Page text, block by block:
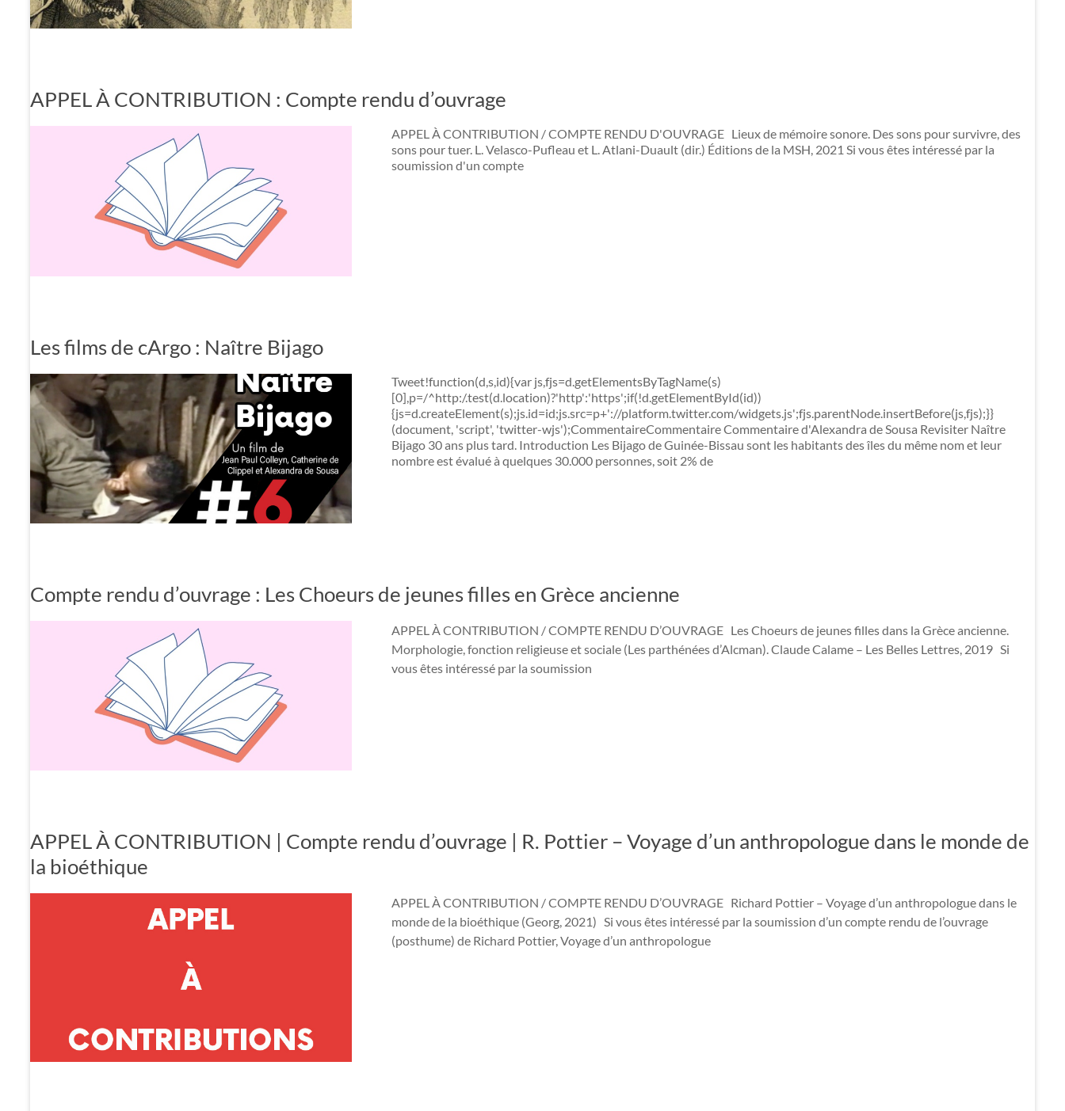
APPEL À CONTRIBUTION : Compte rendu d’ouvrage
APPEL À CONTRIBUTION / COMPTE RENDU D'OUVRAGE Lieux de mémoire sonore. Des sons pour survivre, des
sons pour tuer. L. Velasco-Pufleau et L. Atlani-Duault (dir.) Éditions de la MSH, 2021 Si vous êtes intéressé par la
soumission d'un compte
Les films de cArgo : Naître Bijago
Tweet!function(d,s,id){var js,fjs=d.getElementsByTagName(s)
[0],p=/^http:/.test(d.location)?'http':'https';if(!d.getElementById(id))
{js=d.createElement(s);js.id=id;js.src=p+'://platform.twitter.com/widgets.js';fjs.parentNode.insertBefore(js,fjs);}}
(document, 'script', 'twitter-wjs');CommentaireCommentaire Commentaire d'Alexandra de Sousa Revisiter Naître
Bijago 30 ans plus tard. Introduction Les Bijago de Guinée-Bissau sont les habitants des îles du même nom et leur
nombre est évalué à quelques 30.000 personnes, soit 2% de
Compte rendu d’ouvrage : Les Choeurs de jeunes filles en Grèce ancienne
APPEL À CONTRIBUTION / COMPTE RENDU D’OUVRAGE Les Choeurs de jeunes filles dans la Grèce ancienne.
Morphologie, fonction religieuse et sociale (Les parthénées d’Alcman). Claude Calame – Les Belles Lettres, 2019 Si
vous êtes intéressé par la soumission
APPEL À CONTRIBUTION | Compte rendu d’ouvrage | R. Pottier – Voyage d’un anthropologue dans le monde de
la bioéthique
APPEL À CONTRIBUTION / COMPTE RENDU D’OUVRAGE Richard Pottier – Voyage d’un anthropologue dans le
monde de la bioéthique (Georg, 2021) Si vous êtes intéressé par la soumission d’un compte rendu de l’ouvrage
(posthume) de Richard Pottier, Voyage d’un anthropologue